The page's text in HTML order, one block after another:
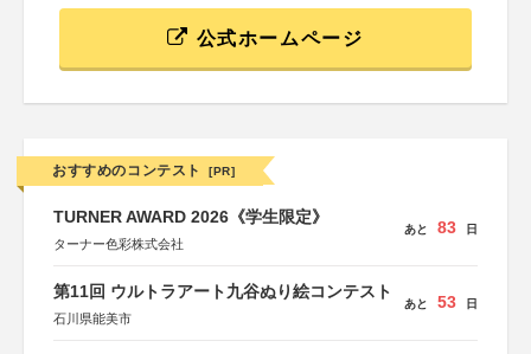
公式ホームページ
おすすめのコンテスト [PR]
TURNER AWARD 2026《学生限定》
ターナー色彩株式会社
あと 83 日
第11回 ウルトラアート九谷ぬり絵コンテスト
石川県能美市
あと 53 日